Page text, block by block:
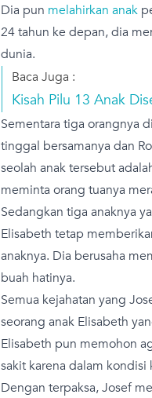
Dia pun melahirkan anak
24 tahun ke depan, dia
dunia.
Baca Juga :
Kisah Pilu 13 Anak
Sementara tiga orangnya
tinggal bersamanya dan
seolah anak tersebut
meminta orang tuanya
Sedangkan tiga anaknya
Elisabeth tetap
anaknya. Dia berusaha
buah hatinya.
Semua kejahatan yang
seorang anak Elisabeth
Elisabeth pun memohon
sakit karena dalam kondisi
Dengan terpaksa, Josef